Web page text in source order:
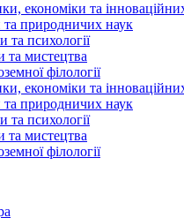
економіки та
та природничих наук
та психології
та мистецтва
філології
економіки та
та природничих наук
та психології
та мистецтва
філології